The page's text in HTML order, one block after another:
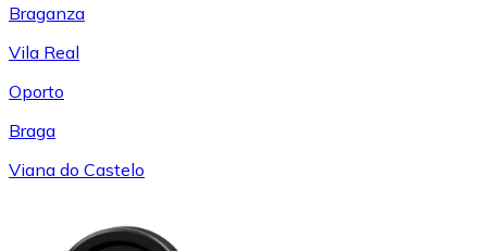
Braganza
Vila Real
Oporto
Braga
Viana do Castelo